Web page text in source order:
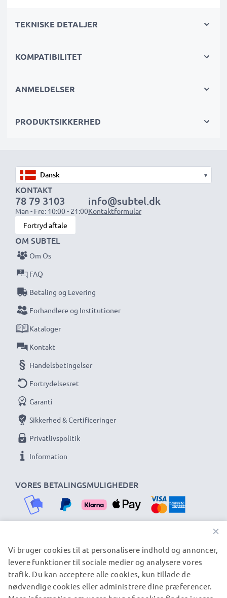
✔Kompakt og let
– Passer perfekt i din kamerataske
opladningskabel og strømforsyning
BEMÆRK:
batterier fuldt før første brug.
Gå aldrig glip af et skud med denne smarte,
kompakte LCD-batterioplader fra CELLONIC.
Bestil nu med hurtig levering og 3 års garanti!
TEKNISKE DETALJER
KOMPATIBILITET
ANMELDELSER
PRODUKTSIKKERHED
▾
KONTAKT
78 79 3103
Man - Fre: 10:00 - 21:00
info@subtel.dk
Kontaktformular
Fortryd aftale
VORES BETALINGSMULIGHEDER
OM SUBTEL
Om Os
FAQ
Betaling og Levering
Forhandlere og Institutioner
Kataloger
Kontakt
Handelsbetingelser
Fortrydelsesret
Garanti
Sikkerhed & Certificeringer
Privatlivspolitik
Information
VORES FORSENDELSESPARTNERE
© subtel.dk 2026
×
Vi bruger cookies til at personalisere indhold og annoncer,
levere funktioner til sociale medier og analysere vores
trafik. Du kan acceptere alle cookies, kun tillade de
nødvendige cookies eller administrere dine præferencer.